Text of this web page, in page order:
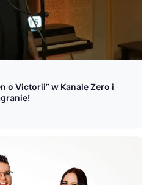
o Victorii” w Kanale Zero i